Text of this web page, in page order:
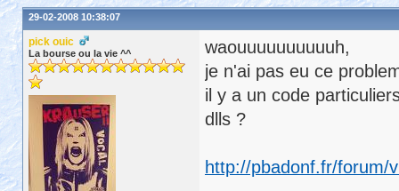
29-02-2008 10:38:07
pick ouic
La bourse ou la vie ^^
waouuuuuuuuuuh,
je n'ai pas eu ce
il y a un code
dlls ?
http://pbadonf.fr/forum/